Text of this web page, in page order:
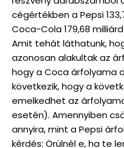
cégértékben a Pepsi
Coca-Cola 179,68
Amit tehát láthatunk,
azonosan alakultak az
hogy a Coca árfolyama
következik, hogy a
emelkedhet az
esetén). Amennyiben
annyira, mint a Pepsi
kérdés: Örülnél e, ha te